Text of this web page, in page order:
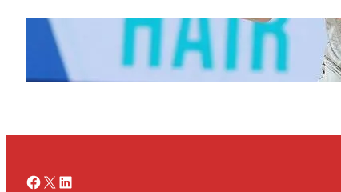
Ognjen Jaramaz u Cedevita Olimpiji,
Partizan doživljava promene
novembar 27, 2025
Facebook
X LinkedIn